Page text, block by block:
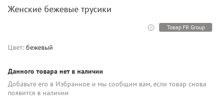
Женские бежевые трусики
Товар FR Group
Цвет: бежевый
Данного товара нет в наличии
Добавьте его в Избранное и мы сообщим вам, если товар снова
появится в наличии